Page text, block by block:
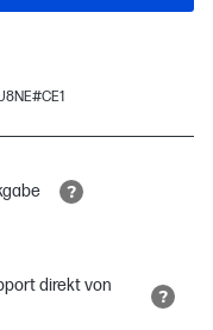
direkt von